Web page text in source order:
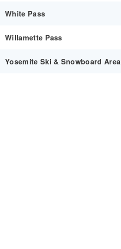
White Pass
Willamette Pass
Yosemite Ski & Snowboard Area